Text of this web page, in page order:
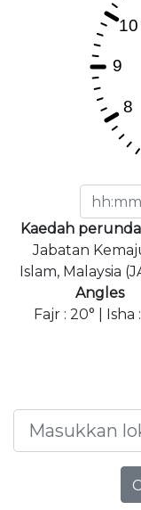
Kaedah
Jabatan
Islam, Malaysia
Angles
Fajr : 20° | Isha